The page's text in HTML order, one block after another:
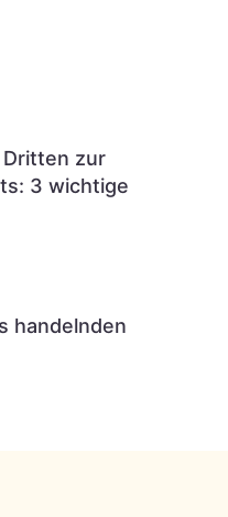
zur
3 wichtige
handelnden